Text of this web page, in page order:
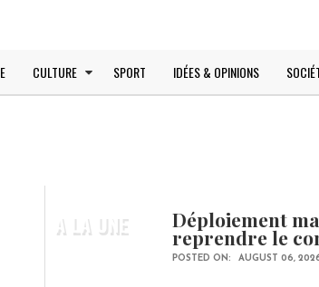
CULTURE SPORT IDÉES & OPINIONS
A LA UNE Déploiement
reprendre le
POSTED ON: AUGUST 06,